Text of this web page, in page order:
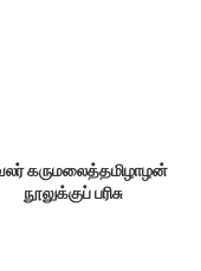
கருமலைத்தமிழாழன்
நூலுக்குப் பரிசு